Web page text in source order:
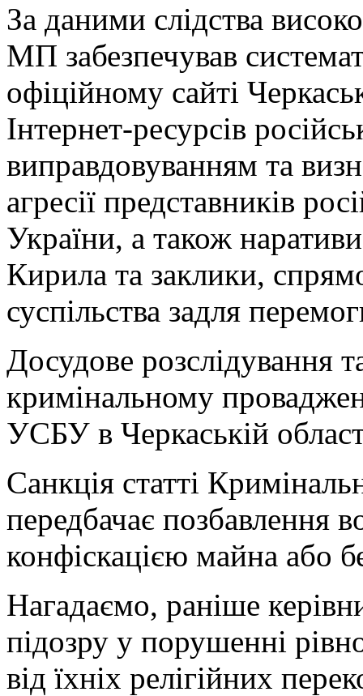
За даними слідства
МП забезпечував
офіційному сайті
Інтернет-ресурсів
виправдовуванням та
агресії представників
України, а також
Кирила та заклики,
суспільства задля
Досудове розслідування
кримінальному
УСБУ в Черкаській
Санкція статті
передбачає позбавлення
конфіскацією майна або
Нагадаємо, раніше
підозру у порушенні
від їхніх релігійних